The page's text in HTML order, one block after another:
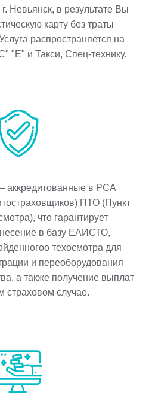
Невьянск, в результате Вы
карту без траты
распространяется на
"E" и Такси, Спец-технику.
аккредитованные в РСА
ПТО (Пункт
что гарантирует
в базу ЕАИСТО,
техосмотра для
и переоборудования
а также получение выплат
страховом случае.